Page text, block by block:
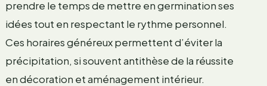
prendre le temps de mettre en germination ses
idées tout en respectant le rythme personnel.
Ces horaires généreux permettent d’éviter la
précipitation, si souvent antithèse de la réussite
en décoration et aménagement intérieur.